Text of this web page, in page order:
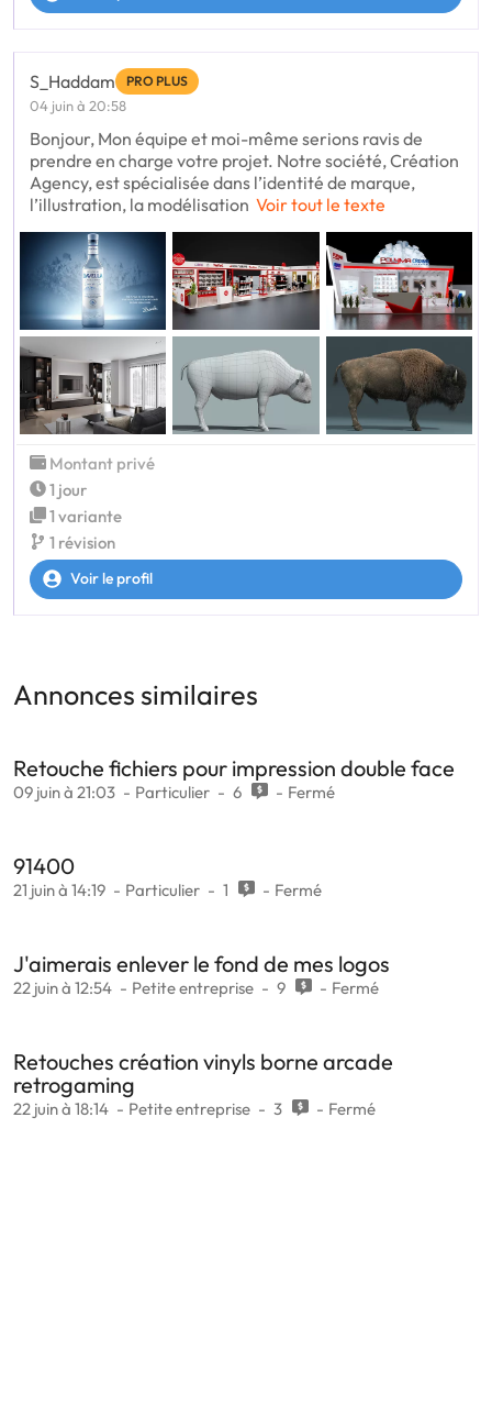
S_Haddam PRO PLUS
04 juin à 20:58
Bonjour, Mon équipe et moi-même serions ravis de
prendre en charge votre projet. Notre société, Création
Agency, est spécialisée dans l’identité de marque,
l’illustration, la modélisation Voir tout le texte
Montant privé
1 jour
1 variante
1 révision
Voir le profil
Annonces similaires
Retouche fichiers pour impression double face
09 juin à 21:03 Particulier 6 Fermé
91400
21 juin à 14:19 Particulier 1 Fermé
J'aimerais enlever le fond de mes logos
22 juin à 12:54 Petite entreprise 9 Fermé
Retouches création vinyls borne arcade
retrogaming
22 juin à 18:14 Petite entreprise 3 Fermé